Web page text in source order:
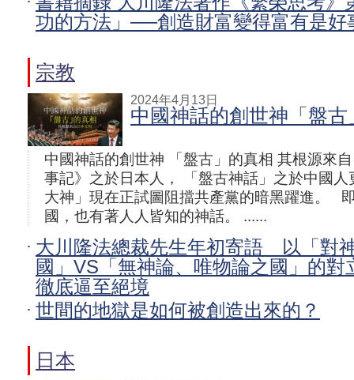
功的方法」──創造財富變得富有是好
宗教
2024年4月13日
中國神話的創世神「盤古
中國神話的創世神 「盤古」的真相 其根源來
事記》之於日本人， 「盤古神話」之於中國
大神」現在正試圖阻擋共產黨的暗黑躍進。
國，也有著人人皆知的神話。 ......
大川隆法總裁先生年初寄語 以「對
國」VS「無神論、唯物論之國」的對
徹底逼至絕境
世間的地獄是如何被創造出來的？
日本